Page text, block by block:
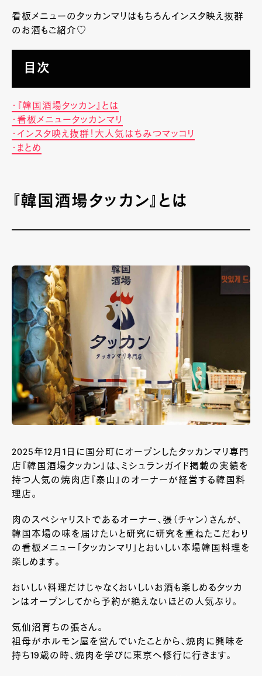
看板メニューのタッカンマリはもちろんインスタ映え抜群
のお酒もご紹介♡
目次
・『韓国酒場タッカン』とは
・看板メニュータッカンマリ
・インスタ映え抜群！大人気はちみつマッコリ
・まとめ
『韓国酒場タッカン』とは
2025年12月1日に国分町にオープンしたタッカンマリ専門
店『韓国酒場タッカン』は、ミシュランガイド掲載の実績を
持つ人気の焼肉店『泰山』のオーナーが経営する韓国料
理店。
肉のスペシャリストであるオーナー、張（チャン）さんが、
韓国本場の味を届けたいと研究に研究を重ねたこだわり
の看板メニュー「タッカンマリ」とおいしい本場韓国料理を
楽しめます。
おいしい料理だけじゃなくおいしいお酒も楽しめるタッカ
ンはオープンしてから予約が絶えないほどの人気ぶり。
気仙沼育ちの張さん。
祖母がホルモン屋を営んでいたことから、焼肉に興味を
持ち19歳の時、焼肉を学びに東京へ修行に行きます。